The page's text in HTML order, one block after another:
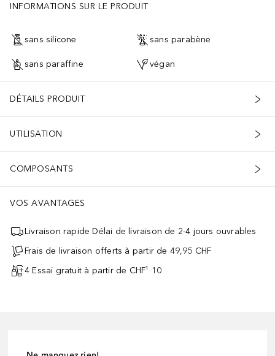
INFORMATIONS SUR LE PRODUIT
sans silicone sans parabène
sans paraffine végan
DÉTAILS PRODUIT
UTILISATION
COMPOSANTS
VOS AVANTAGES
Livraison rapide Délai de livraison de 2-4 jours ouvrables
Frais de livraison offerts à partir de 49,95 CHF
4 Essai gratuit à partir de CHF¹ 10